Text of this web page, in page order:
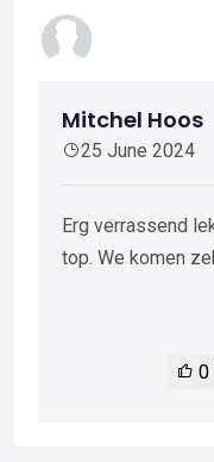
Mitchel Hoos
25 June 2024
Erg verrassend
top. We komen
0